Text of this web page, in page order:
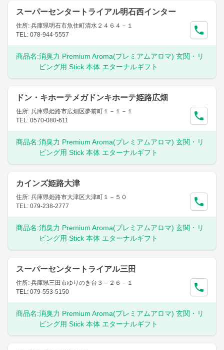
スーパーセンタートライアル明石西インター
住所: 兵庫県明石市魚住町清水２４６４－１
TEL: 078-944-5557
商品名:消臭力 Premium Aroma(プレミアムアロマ) 玄関・リ
ビング用 Stick 本体 エターナルギフト
ドン・キホーテメガドンキホーテ姫路広畑
住所: 兵庫県姫路市広畑区夢前町１－１－１
TEL: 0570-080-611
商品名:消臭力 Premium Aroma(プレミアムアロマ) 玄関・リ
ビング用 Stick 本体 エターナルギフト
カインズ姫路大津
住所: 兵庫県姫路市大津区大津町１－５０
TEL: 079-238-2777
商品名:消臭力 Premium Aroma(プレミアムアロマ) 玄関・リ
ビング用 Stick 本体 エターナルギフト
スーパーセンタートライアル三田
住所: 兵庫県三田市ゆりのき台３－２６－１
TEL: 079-553-5150
商品名:消臭力 Premium Aroma(プレミアムアロマ) 玄関・リ
ビング用 Stick 本体 エターナルギフト